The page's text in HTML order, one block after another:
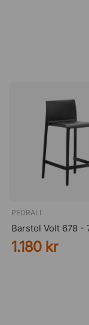
gør bordet til et
PEDRALI
Barstol Volt 678 -
1.180 kr